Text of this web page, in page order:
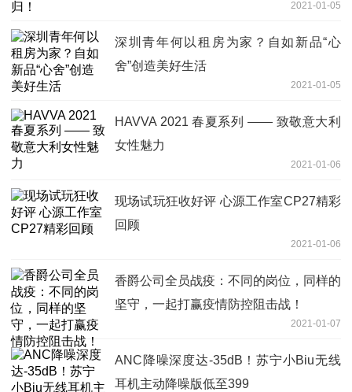
2021-01-05
深圳青年何以租房为家？自如新品“心
舍”创造美好生活
2021-01-05
HAVVA 2021 春夏系列 —— 致敬意大利
女性魅力
2021-01-06
现场试玩狂收好评 心源工作室CP27精彩
回顾
2021-01-06
香爵公司全员战疫：不同的岗位，同样的
坚守，一起打赢疫情防控阻击战！
2021-01-07
ANC降噪深度达-35dB！苏宁小Biu无线
耳机主动降噪版低至399